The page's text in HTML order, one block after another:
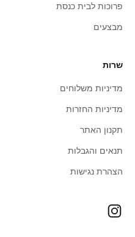
פרוכות לבית כנסת
מבצעים
שרות
מדיניות משלוחים
מדיניות החזרות
תקנון האתר
תנאים והגבלות
הצהרת נגישות